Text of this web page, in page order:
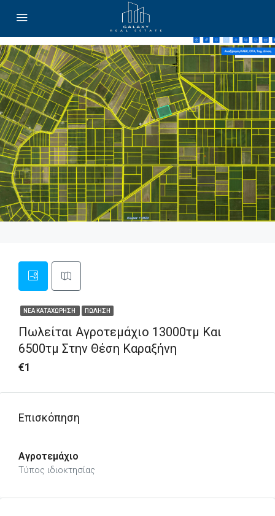
ΝΈΑ ΚΑΤΑΧΏΡΗΣΗ ΠΏΛΗΣΗ
Πωλείται Αγροτεμάχιο 13000τμ Και
6500τμ Στην Θέση Καραξήνη
€1
Επισκόπηση
Αγροτεμάχιο
Τύπος ιδιοκτησίας